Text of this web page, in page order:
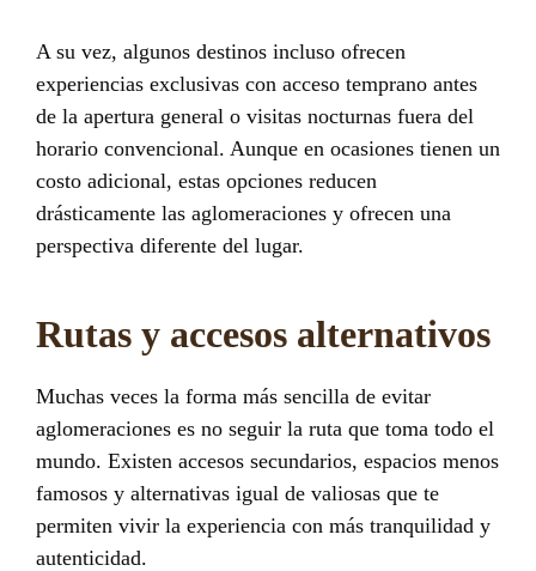
A su vez, algunos destinos incluso ofrecen
experiencias exclusivas con acceso temprano antes
de la apertura general o visitas nocturnas fuera del
horario convencional. Aunque en ocasiones tienen un
costo adicional, estas opciones reducen
drásticamente las aglomeraciones y ofrecen una
perspectiva diferente del lugar.
Rutas y accesos alternativos
Muchas veces la forma más sencilla de evitar
aglomeraciones es no seguir la ruta que toma todo el
mundo. Existen accesos secundarios, espacios menos
famosos y alternativas igual de valiosas que te
permiten vivir la experiencia con más tranquilidad y
autenticidad.